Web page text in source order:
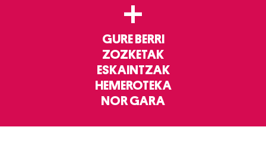
+
GURE BERRI
ZOZKETAK
ESKAINTZAK
HEMEROTEKA
NOR GARA